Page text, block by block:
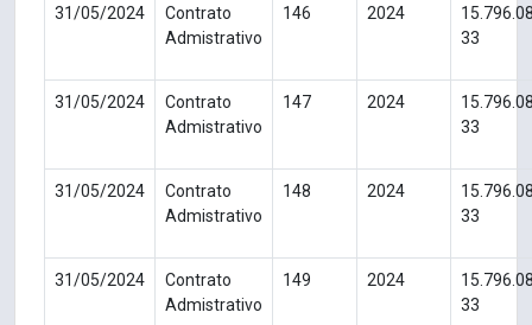
31/05/2024
Contrato
Admistrativo
146 2024
33
31/05/2024
Contrato
Admistrativo
147 2024
33
31/05/2024
Contrato
Admistrativo
148 2024
33
31/05/2024
Contrato
Admistrativo
149 2024
33